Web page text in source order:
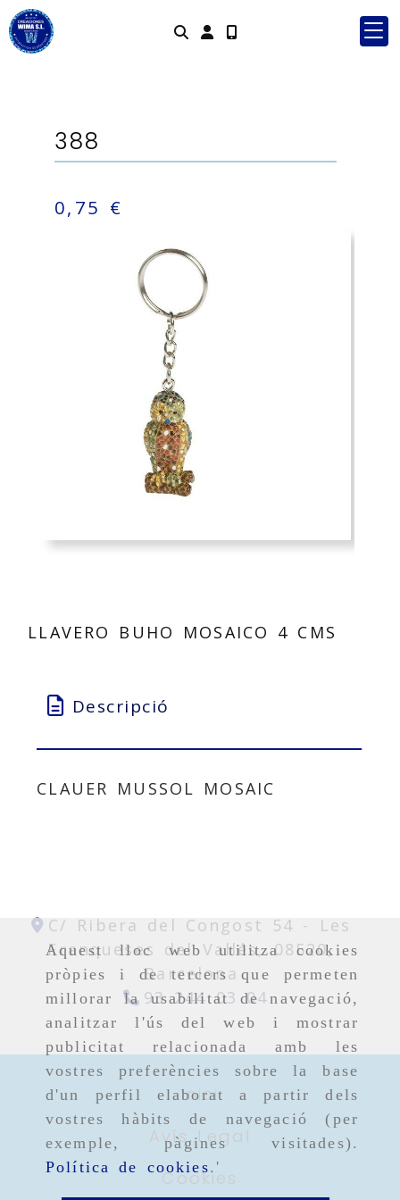
Aquest lloc web utilitza cookies
pròpies i de tercers que permeten
millorar la usabilitat de navegació,
analitzar l'ús del web i mostrar
publicitat relacionada amb les
vostres preferències sobre la base
d'un perfil elaborat a partir dels
vostres hàbits de navegació (per
exemple, pàgines visitades).
Política de cookies.'
Identifícat
388
0,75 €
LLAVERO BUHO MOSAICO 4 CMS
Descripció
CLAUER MUSSOL MOSAIC
C/ Ribera del Congost 54 -
Les
Franqueses del Vallés,08520,
Barcelona
93 244 03 04
Inici
Avís Legal
Cookies